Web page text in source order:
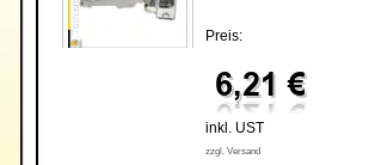
Preis:
inkl. UST
zzgl. Versand